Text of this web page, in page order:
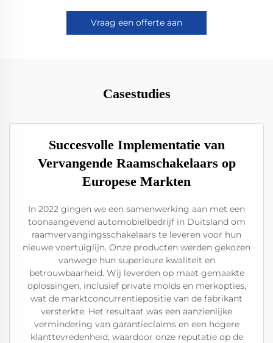
Vraag een offerte aan
Casestudies
Succesvolle Implementatie van
Vervangende Raamschakelaars op
Europese Markten
In 2022 gingen we een samenwerking aan met een
toonaangevend automobielbedrijf in Duitsland om
raamvervangingsschakelaars te leveren voor hun
nieuwe voertuiglijn. Onze producten werden gekozen
vanwege hun superieure kwaliteit en
betrouwbaarheid. Wij leverden op maat gemaakte
oplossingen, inclusief private molds en merkopties,
wat de marktconcurrentiepositie van de fabrikant
versterkte. Het resultaat was een aanzienlijke
vermindering van garantieclaims en een hogere
klanttevredenheid, waardoor onze reputatie op de